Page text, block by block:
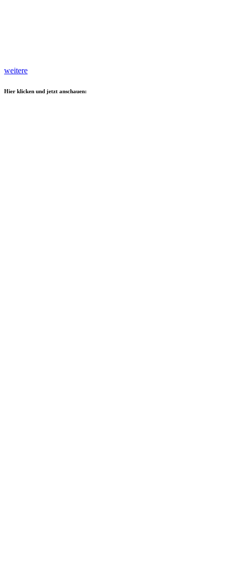
weitere
Hier klicken und jetzt anschauen: